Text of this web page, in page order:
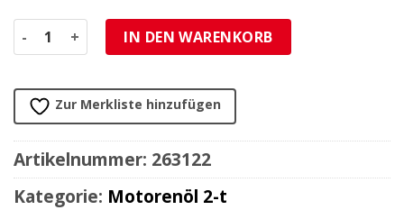
Motorenöl 2-Takt Motorex CROSS POWER fully synthetic
IN DEN WARENKORB
Zur Merkliste hinzufügen
Artikelnummer: 263122
Kategorie: Motorenöl 2-t